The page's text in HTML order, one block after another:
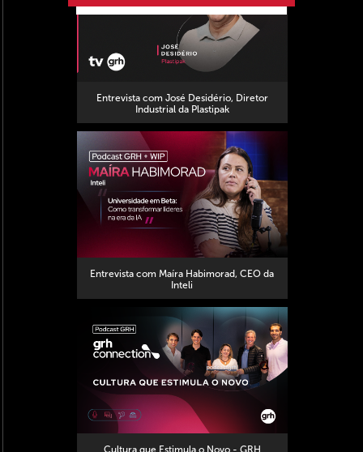
Entrevista com José Desidério, Diretor
Industrial da Plastipak
Entrevista com Maíra Habimorad, CEO da
Inteli